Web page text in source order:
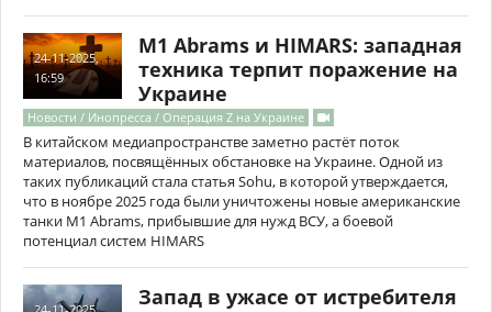
24-11-2025,
16:59
M1 Abrams и HIMARS: западная
техника терпит поражение на
Украине
Новости / Инопресса / Операция Z на Украине
В китайском медиапространстве заметно растёт поток
материалов, посвящённых обстановке на Украине. Одной из
таких публикаций стала статья Sohu, в которой утверждается,
что в ноябре 2025 года были уничтожены новые американские
танки M1 Abrams, прибывшие для нужд ВСУ, а боевой
потенциал систем HIMARS
Запад в ужасе от истребителя